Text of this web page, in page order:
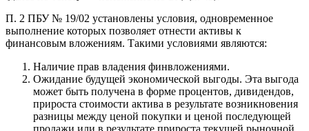
П. 2 ПБУ № 19/02 установлены условия, одновременное
выполнение которых позволяет отнести активы к
финансовым вложениям. Такими условиями являются:
Наличие прав владения финвложениями.
Ожидание будущей экономической выгоды. Эта выгода
может быть получена в форме процентов, дивидендов,
прироста стоимости актива в результате возникновения
разницы между ценой покупки и ценой последующей
продажи или в результате прироста текущей рыночной